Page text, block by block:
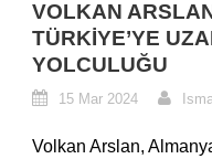
VOLKAN
TÜRKIYE’YE
YOLCULUĞU
15 Mar 2024
Volkan Arslan,